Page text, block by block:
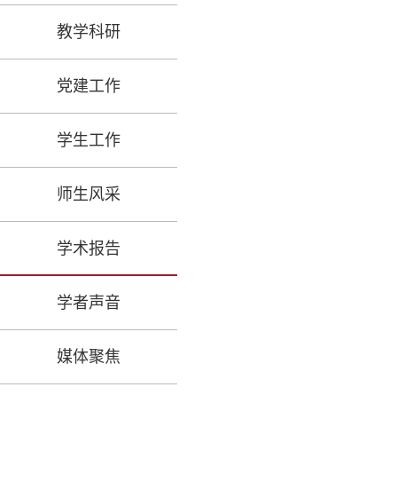
教学科研
党建工作
学生工作
师生风采
学术报告
学者声音
媒体聚焦